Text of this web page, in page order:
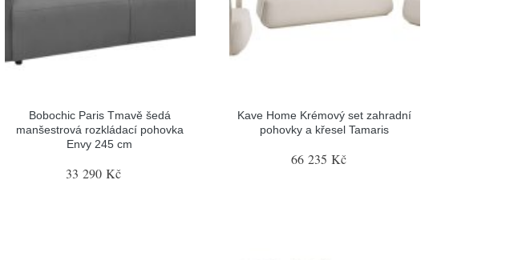
Bobochic Paris Tmavě šedá
manšestrová rozkládací pohovka
Envy 245 cm
33 290 Kč
Kave Home Krémový set zahradní
pohovky a křesel Tamaris
66 235 Kč